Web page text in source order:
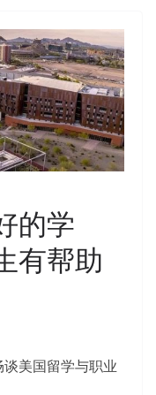
的学
有帮助
美国留学与职业